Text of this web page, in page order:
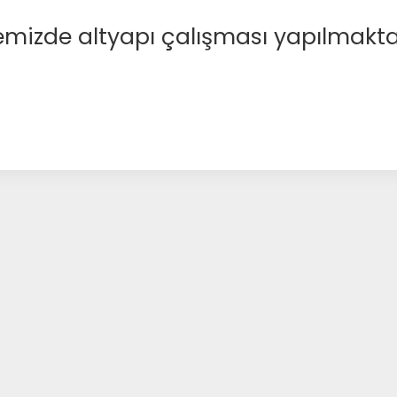
altyapı çalışması